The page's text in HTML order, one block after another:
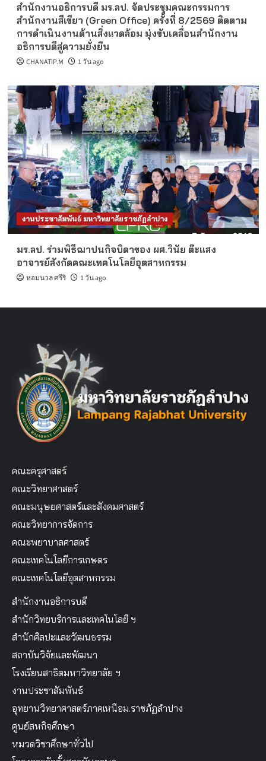
สำนักงานอธิการบดี มร.ลป. จัดประชุมคณะกรรมการ
สำนักงานสีเขียว (Green Office) ครั้งที่ 8/2569 ติดตาม
การดำเนินงานด้านสิ่งแวดล้อม มุ่งขับเคลื่อนสำนักงาน
อธิการบดีสู่ความยั่งยืน
CHANATIP.M 1 วัน ago
งานประชาสัมพันธ์ มหาวิทยาลัยราชภัฏลำปาง
มร.ลป. ร่วมพิธีฌาปนกิจบิดาของ ผศ.วินัย ต๊ะแสง
อาจารย์สังกัดคณะเทคโนโลยีอุตสาหกรรม
หอมนวล ศรีริ 1 วัน ago
คณะครุศาสตร์
คณะวิทยาศาสตร์
คณะมนุษยศาสตร์และสังคมศาสตร์
คณะวิทยาการจัดการ
คณะพยาบาลศาสตร์
คณะเทคโนโลยีการเกษตร
คณะเทคโนโลยีอุตสาหกรรม
สำนักงานอธิการบดี
สำนักวิทยบริการและเทคโนโลยี ฯ
สำนักศิลปะและวัฒนธรรม
สถาบันวิจัยและพัฒนา
โรงเรียนสาธิตมหาวิทยาลัย ฯ
งานประชาสัมพันธ์
อุทยานวิทยาศาสตร์ภาคเหนือม.ราชภัฏลำปาง
ศูนย์สหกิจศึกษา
หมวดวิชาศึกษาทั่วไป